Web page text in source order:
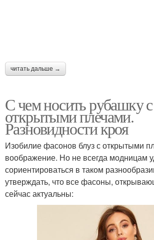
читать дальше →
С чем носить рубашку с
открытыми плечами.
Разновидности кроя
Изобилие фасонов блуз с открытыми
воображение. Но не всегда модницам
сориентироваться в таком
утверждать, что все фасоны,
сейчас актуальны: